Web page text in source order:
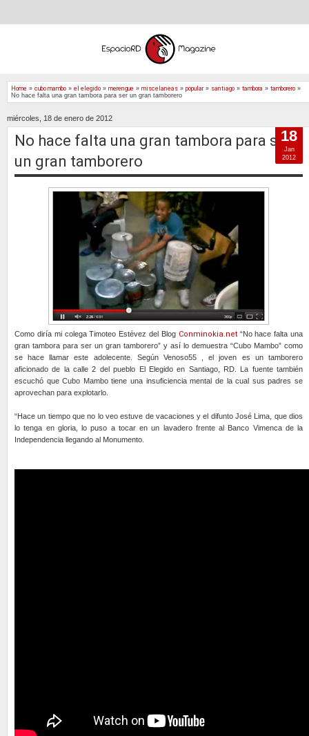
Home » cubo mambo » el elegido » merengue » miscelaneas » popular» santiago » tambora » tamborero »
No hace falta una gran tambora para ser un gran tamborero
miércoles, 18 de enero de 2012
No hace falta una gran tambora para ser
un gran tamborero
Como diría mi colega Timoteo Estévez del Blog Conminokia.net“No hace falta una
gran tambora para ser un gran tamborero” y así lo demuestra “Cubo Mambo” como
se hace llamar este adolecente. Según Venoso55 , el joven es un tamborero
aficionado de la calle 2 del pueblo El Elegido en Santiago, RD. La fuente también
escuchó que Cubo Mambo tiene una insuficiencia mental de la cual sus padres se
aprovechan para explotarlo.
“Hace un tiempo que no lo veo estuve de vacaciones y el difunto José Lima, que dios
lo tenga en gloria, lo puso a tocar en un lavadero frente al Banco Vimenca de la
Independencia llegando al Monumento.
18
Jan
2012